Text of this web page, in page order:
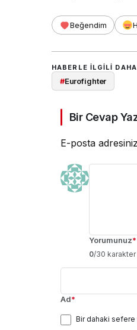
Beğendim
HABERLE ILGILI
#Eurofighter
Bir Cevap
E-posta
Yorumunuz*
0/30 karakter
Ad*
Bir dahaki sefere